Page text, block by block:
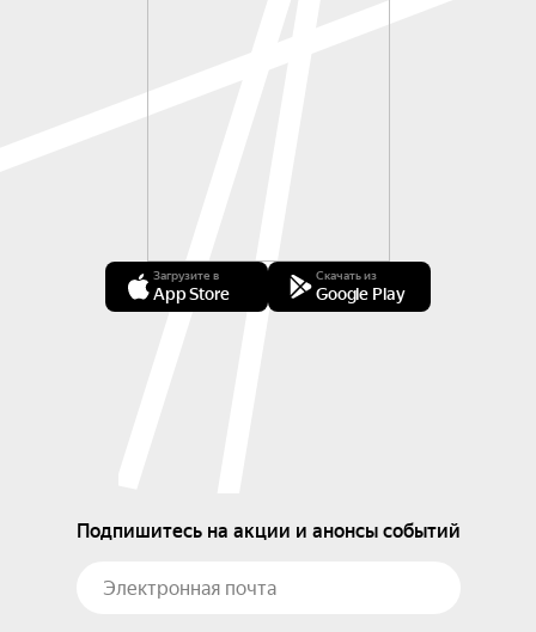
Загрузите в
App Store
Скачать из
Google Play
Подпишитесь на акции и анонсы событий